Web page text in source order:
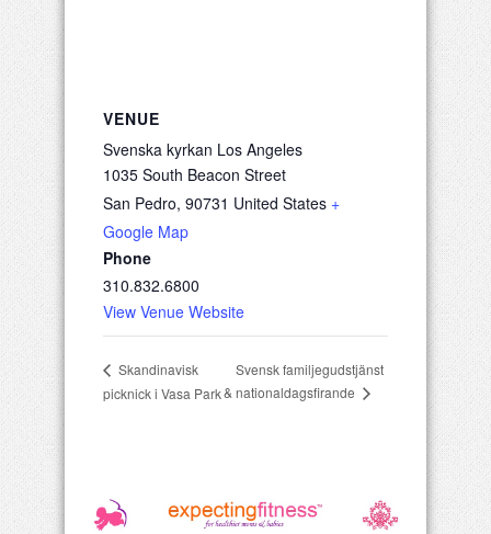
VENUE
Svenska kyrkan Los Angeles
1035 South Beacon Street
San Pedro, 90731 United States +
Google Map
Phone
310.832.6800
View Venue Website
Skandinavisk
picknick i Vasa Park
Svensk familjegudstjänst
& nationaldagsfirande